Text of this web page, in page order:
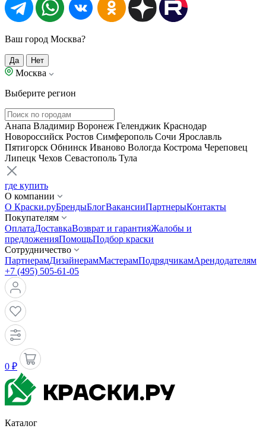
Ваш город Москва?
Да Нет
Москва
Выберите регион
Анапа Владимир Воронеж Геленджик Краснодар
Новороссийск Ростов Симферополь Сочи Ярославль
Пятигорск Обнинск Иваново Вологда Кострома Череповец
Липецк Чехов Севастополь Тула
где купить
О компании
О Краски.руБрендыБлогВакансииПартнерыКонтакты
Покупателям
ОплатаДоставкаВозврат и гарантияЖалобы и
предложенияПомощьПодбор краски
Сотрудничество
ПартнерамДизайнерамМастерамПодрядчикамАрендодателям
+7 (495) 505-61-05
0 ₽
Каталог